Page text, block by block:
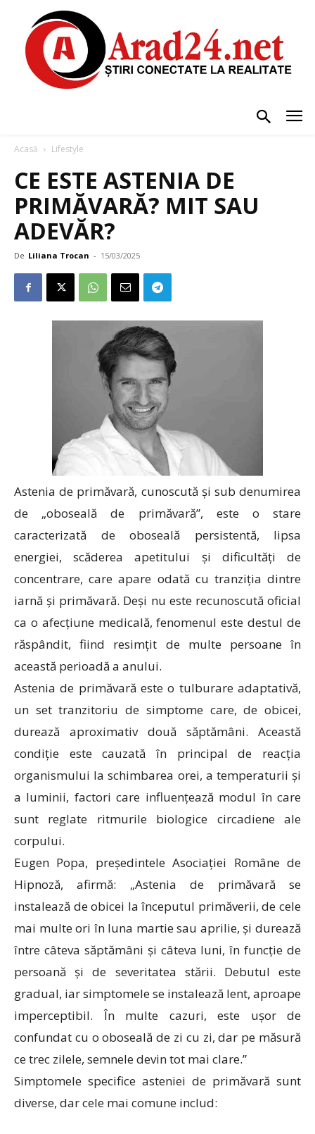
Acasă Lifestyle
CE ESTE ASTENIA DE
PRIMĂVARĂ? MIT SAU
ADEVĂR?
De Liliana Trocan - 15/03/2025
Astenia de primăvară, cunoscută și sub denumirea
de „oboseală de primăvară”, este o stare
caracterizată de oboseală persistentă, lipsa
energiei, scăderea apetitului și dificultăți de
concentrare, care apare odată cu tranziția dintre
iarnă și primăvară. Deși nu este recunoscută oficial
ca o afecțiune medicală, fenomenul este destul de
răspândit, fiind resimțit de multe persoane în
această perioadă a anului.
Astenia de primăvară este o tulburare adaptativă,
un set tranzitoriu de simptome care, de obicei,
durează aproximativ două săptămâni. Această
condiție este cauzată în principal de reacția
organismului la schimbarea orei, a temperaturii și
a luminii, factori care influențează modul în care
sunt reglate ritmurile biologice circadiene ale
corpului.
Eugen Popa, președintele Asociației Române de
Hipnoză, afirmă: „Astenia de primăvară se
instalează de obicei la începutul primăverii, de cele
mai multe ori în luna martie sau aprilie, și durează
între câteva săptămâni și câteva luni, în funcție de
persoană și de severitatea stării. Debutul este
gradual, iar simptomele se instalează lent, aproape
imperceptibil. În multe cazuri, este ușor de
confundat cu o oboseală de zi cu zi, dar pe măsură
ce trec zilele, semnele devin tot mai clare.”
Simptomele specifice asteniei de primăvară sunt
diverse, dar cele mai comune includ: